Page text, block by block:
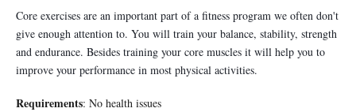
Core exercises are an important part of a fitness program we often don't
give enough attention to. You will train your balance, stability, strength
and endurance. Besides training your core muscles it will help you to
improve your performance in most physical activities.
Requirements: No health issues